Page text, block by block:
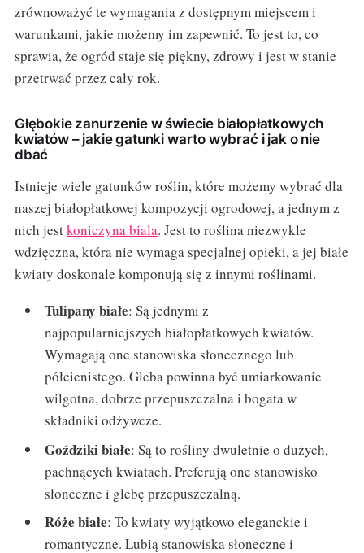
zrównoważyć te wymagania z dostępnym miejscem i
warunkami, jakie możemy im zapewnić. To jest to, co
sprawia, że ogród staje się piękny, zdrowy i jest w stanie
przetrwać przez cały rok.
Głębokie zanurzenie w świecie białopłatkowych
kwiatów – jakie gatunki warto wybrać i jak o nie
dbać
Istnieje wiele gatunków roślin, które możemy wybrać dla
naszej białopłatkowej kompozycji ogrodowej, a jednym z
nich jestkoniczyna biala. Jest to roślina niezwykle
wdzięczna, która nie wymaga specjalnej opieki, a jej białe
kwiaty doskonale komponują się z innymi roślinami.
Tulipany białe: Są jednymi z
najpopularniejszych białopłatkowych kwiatów.
Wymagają one stanowiska słonecznego lub
półcienistego. Gleba powinna być umiarkowanie
wilgotna, dobrze przepuszczalna i bogata w
składniki odżywcze.
Goździki białe: Są to rośliny dwuletnie o dużych,
pachnących kwiatach. Preferują one stanowisko
słoneczne i glebę przepuszczalną.
Róże białe: To kwiaty wyjątkowo eleganckie i
romantyczne. Lubią stanowiska słoneczne i